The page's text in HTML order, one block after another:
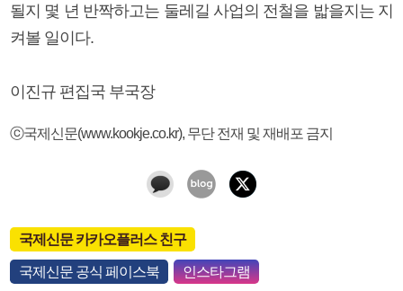
될지 몇 년 반짝하고는 둘레길 사업의 전철을 밟을지는 지
켜볼 일이다.
이진규 편집국 부국장
ⓒ국제신문(www.kookje.co.kr), 무단 전재 및 재배포 금지
국제신문 카카오플러스 친구
국제신문 공식 페이스북 인스타그램